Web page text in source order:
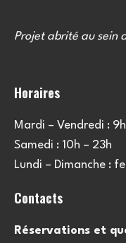
Projet abrité au sein
Horaires
Mardi – Vendredi :
Samedi : 10h – 23h
Lundi – Dimanche :
Contacts
Réservations et